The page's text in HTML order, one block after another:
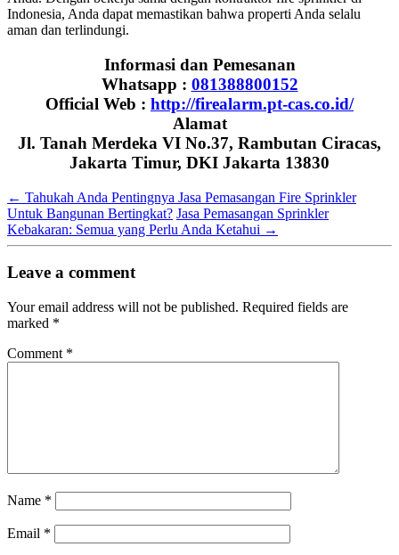
Indonesia, Anda dapat memastikan bahwa properti Anda selalu
aman dan terlindungi.
Informasi dan Pemesanan
Whatsapp : 081388800152
Official Web : http://firealarm.pt-cas.co.id/
Alamat
Jl. Tanah Merdeka VI No.37, Rambutan Ciracas,
Jakarta Timur, DKI Jakarta 13830
← Tahukah Anda Pentingnya Jasa Pemasangan Fire Sprinkler
Untuk Bangunan Bertingkat? Jasa Pemasangan Sprinkler
Kebakaran: Semua yang Perlu Anda Ketahui →
Leave a comment
Your email address will not be published. Required fields are
marked *
Comment *
Name *
Email *